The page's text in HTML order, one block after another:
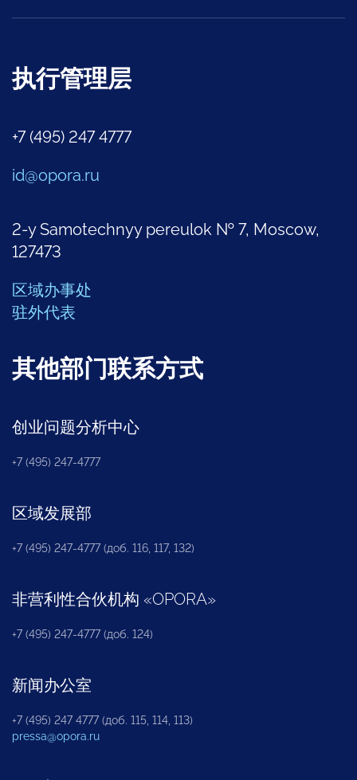
执行管理层
+7 (495) 247 4777
id@opora.ru
2-y Samotechnyy pereulok № 7, Moscow,
127473
区域办事处
驻外代表
其他部门联系方式
创业问题分析中心
+7 (495) 247-4777
区域发展部
+7 (495) 247-4777 (доб. 116, 117, 132)
非营利性合伙机构 «OPORA»
+7 (495) 247-4777 (доб. 124)
新闻办公室
+7 (495) 247 4777 (доб. 115, 114, 113)
pressa@opora.ru